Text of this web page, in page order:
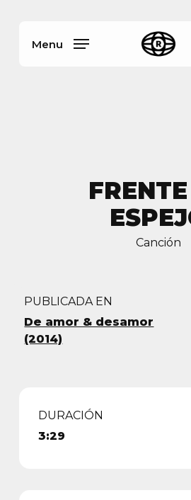
Menu
Canción
PUBLICADA EN
De amor & desamor
(2014)
DURACIÓN
3:29